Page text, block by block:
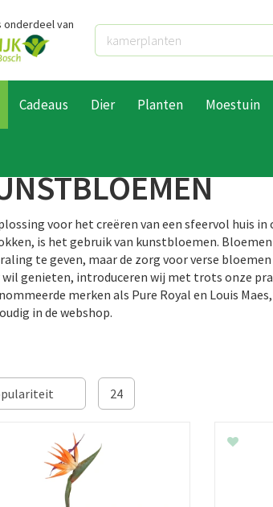
onderdeel van
Cadeaus Dier Planten Moestuin
voor het creëren van een sfeervol huis
is het gebruik van kunstbloemen.
te geven, maar de zorg voor verse
genieten, introduceren wij met trots onze
merken als Pure Royal en Louis
in de webshop.